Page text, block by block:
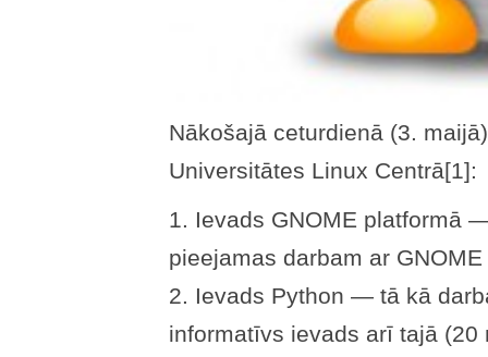
Nākošajā ceturdienā (3.
Universitātes Linux Centrā[1]:
1. Ievads GNOME platformā
pieejamas darbam ar
2. Ievads Python — tā kā
informatīvs ievads arī tajā (20